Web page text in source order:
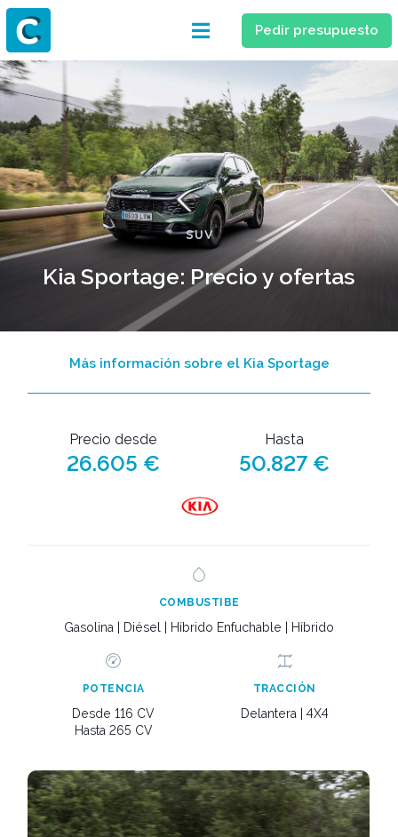
Pedir presupuesto
SUV
Kia Sportage: Precio y ofertas
Más información sobre el Kia Sportage
Precio desde
26.605 €
Hasta
50.827 €
COMBUSTIBE
Gasolina | Diésel | Híbrido Enfuchable | Híbrido
POTENCIA
Desde 116 CV
Hasta 265 CV
TRACCIÓN
Delantera | 4X4